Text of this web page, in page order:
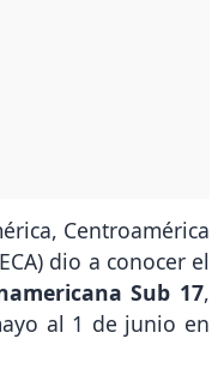
Centroamérica
dio a conocer el
Sub 17,
al 1 de junio en